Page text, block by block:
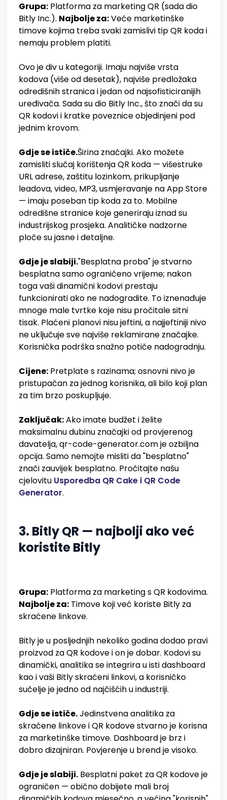
Grupa: Platforma za marketing QR (sada dio
Bitly Inc.). Najbolje za:Veće marketinške
timove kojima treba svaki zamislivi tip QR koda i
nemaju problem platiti.
Ovo je div u kategoriji. Imaju najviše vrsta
kodova (više od desetak), najviše predložaka
odredišnih stranica i jedan od najsofisticiranijih
uređivača. Sada su dio Bitly Inc., što znači da su
QR kodovi i kratke poveznice objedinjeni pod
jednim krovom.
Gdje se ističe.Širina značajki. Ako možete
zamisliti slučaj korištenja QR koda — višestruke
URL adrese, zaštitu lozinkom, prikupljanje
leadova, video, MP3, usmjeravanje na App Store
— imaju poseban tip koda za to. Mobilne
odredišne stranice koje generiraju iznad su
industrijskog prosjeka. Analitičke nadzorne
ploče su jasne i detaljne.
Gdje je slabiji."Besplatna proba" je stvarno
besplatna samo ograničeno vrijeme; nakon
toga vaši dinamični kodovi prestaju
funkcionirati ako ne nadogradite. To iznenađuje
mnoge male tvrtke koje nisu pročitale sitni
tisak. Plaćeni planovi nisu jeftini, a najjeftiniji nivo
ne uključuje sve najviše reklamirane značajke.
Korisnička podrška snažno potiče nadogradnju.
Cijene: Pretplate s razinama; osnovni nivo je
pristupačan za jednog korisnika, ali bilo koji plan
za tim brzo poskupljuje.
Zaključak:Ako imate budžet i želite
maksimalnu dubinu značajki od provjerenog
davatelja, qr-code-generator.com je ozbiljna
opcija. Samo nemojte misliti da "besplatno"
znači zauvijek besplatno. Pročitajte našu
cjelovitu Usporedba QR Cake i QR Code
Generator.
3. Bitly QR — najbolji ako već
koristite Bitly
Grupa: Platforma za marketing s QR kodovima.
Najbolje za: Timove koji već koriste Bitly za
skraćene linkove.
Bitly je u posljednjih nekoliko godina dodao pravi
proizvod za QR kodove i on je dobar. Kodovi su
dinamički, analitika se integrira u isti dashboard
kao i vaši Bitly skraćeni linkovi, a korisničko
sučelje je jedno od najčišćih u industriji.
Gdje se ističe.Jedinstvena analitika za
skraćene linkove i QR kodove stvarno je korisna
za marketinške timove. Dashboard je brz i
dobro dizajniran. Povjerenje u brend je visoko.
Gdje je slabiji. Besplatni paket za QR kodove je
ograničen — obično dobijete mali broj